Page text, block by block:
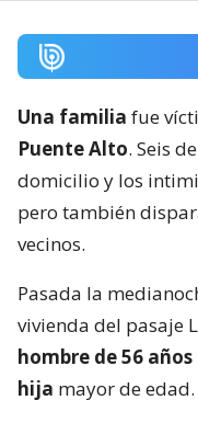
Una familia fue
Puente Alto. Seis
domicilio y los
pero también
vecinos.
Pasada la
vivienda del pasaje
hombre de 56
hija mayor de edad.